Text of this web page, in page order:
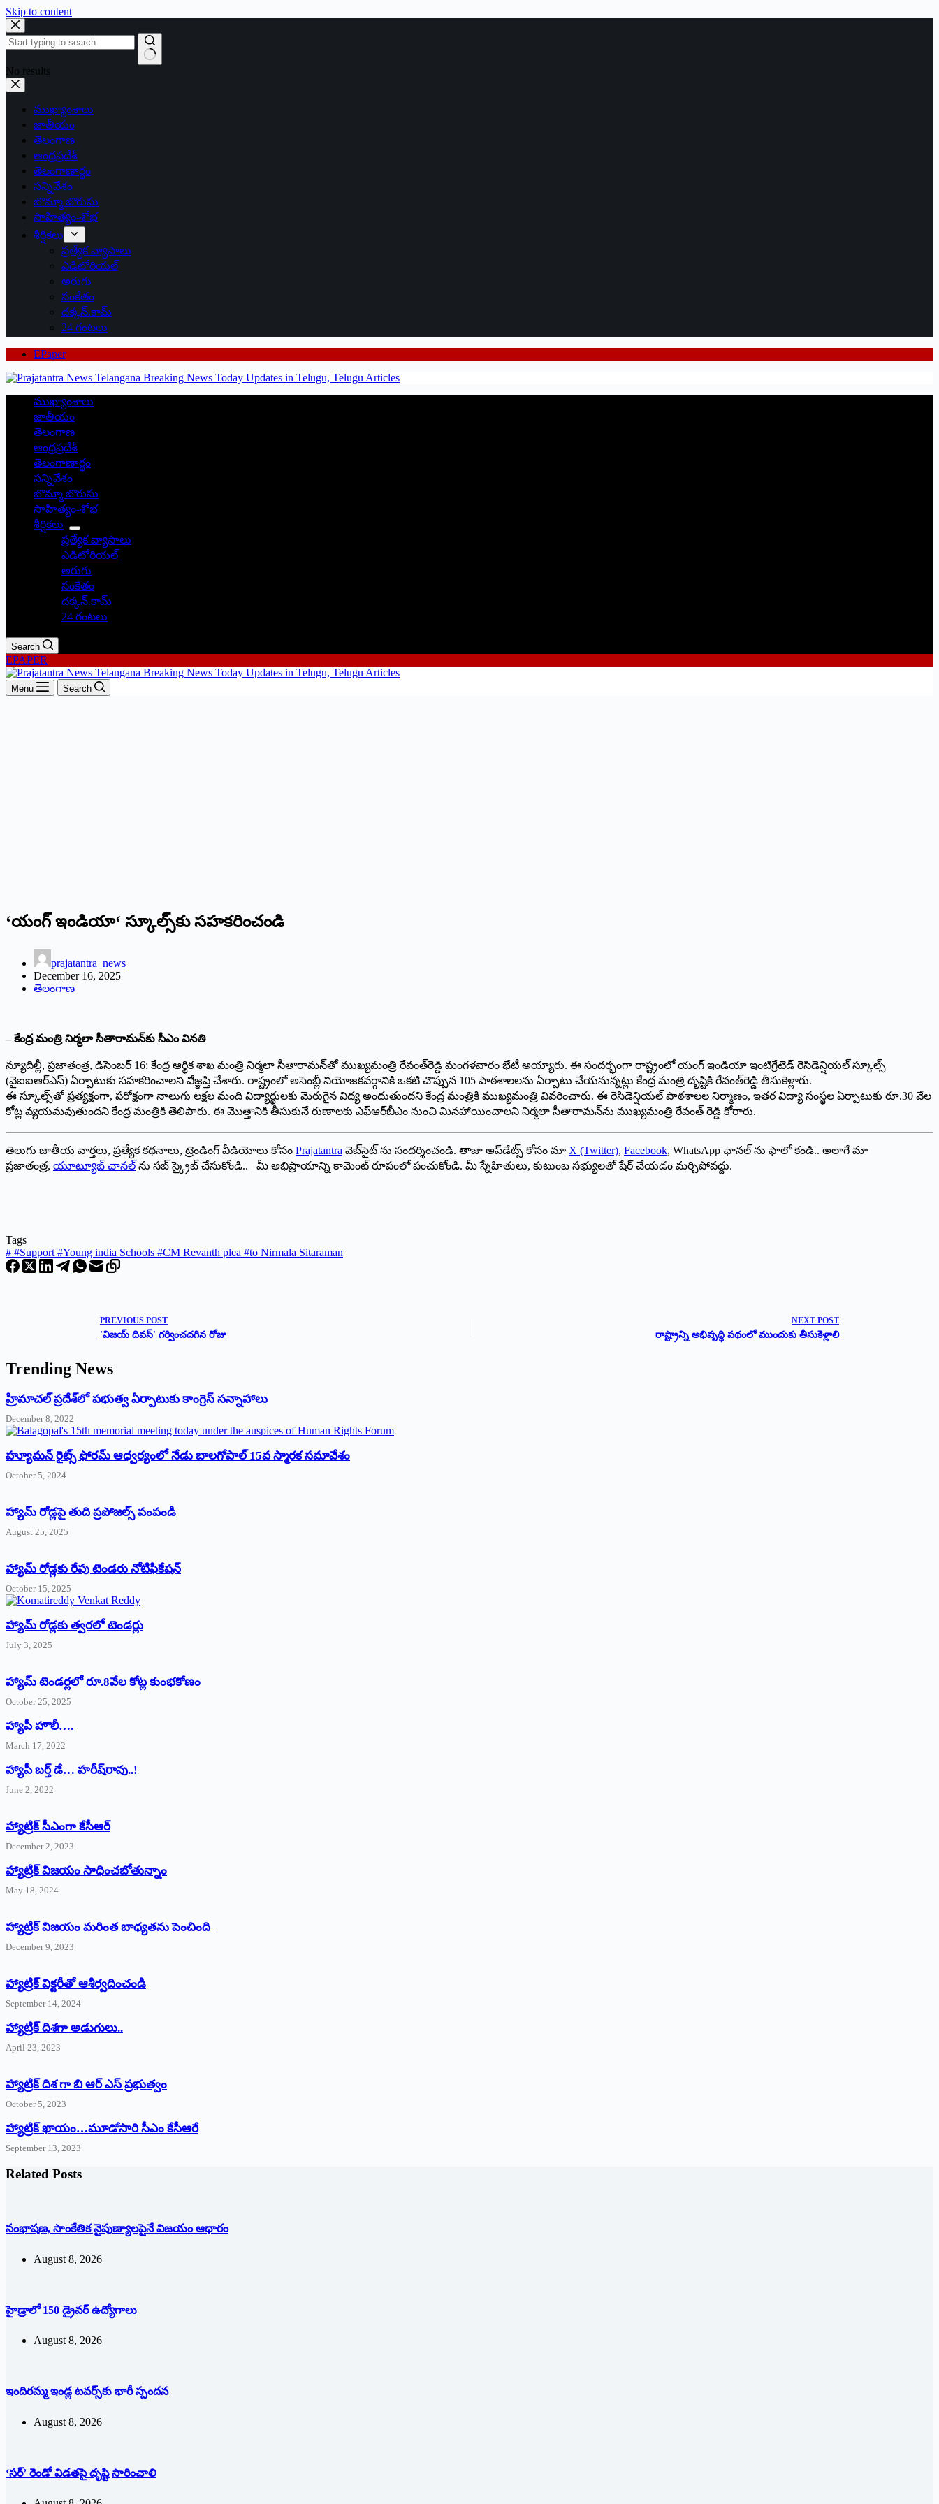
Skip to content
No results
ముఖ్యాంశాలు
జాతీయం
తెలంగాణ
ఆంధ్రప్రదేశ్
తెలంగాణార్థం
సన్నివేశం
బొమ్మా బొరుసు
సాహిత్యం-శోభ
శీర్షికలు
ప్రత్యేక వ్యాసాలు
ఎడిటోరియల్
అరుగు
సంకేతం
దక్కన్.కామ్
24 గంటలు
EPaper
ముఖ్యాంశాలు
జాతీయం
తెలంగాణ
ఆంధ్రప్రదేశ్
తెలంగాణార్థం
సన్నివేశం
బొమ్మా బొరుసు
సాహిత్యం-శోభ
శీర్షికలు
ప్రత్యేక వ్యాసాలు
ఎడిటోరియల్
అరుగు
సంకేతం
దక్కన్.కామ్
24 గంటలు
Search
EPAPER
Menu Search
‘యంగ్‌ ఇండియా‘ స్కూల్స్‌కు సహకరించండి
prajatantra_news
December 16, 2025
తెలంగాణ
– కేంద్ర మంత్రి నిర్మలా సీతారామన్‌కు సీఎం వినతి
న్యూదిల్లీ, ప్రజాతంత్ర, డిసెంబర్‌ 16: కేంద్ర ఆర్థిక శాఖ మంత్రి నిర్మలా సీతారామన్‌తో ముఖ్యమంత్రి రేవంత్‌రెడ్డి మంగళవారం భేటీ అయ్యారు. ఈ సందర్భంగా రాష్ట్రంలో యంగ్‌ ఇండియా ఇంటిగ్రేటెడ్‌ రెసిడెన్షియల్‌ స్కూల్స్‌
(వైఐఐఆర్‌ఎస్‌) ఏర్పాటుకు సహకరించాలని విేజ్ఞప్తి చేశారు. రాష్ట్రంలో అసెంబ్లీ నియోజకవర్గానికి ఒకటి చొప్పున 105 పాఠశాలలను ఏర్పాటు చేయనున్నట్లు కేంద్ర మంత్రి దృష్టికి రేవంత్‌రెడ్డి తీసుకెళ్లారు.
ఈ స్కూల్స్‌తో ప్రత్యక్షంగా, పరోక్షంగా నాలుగు లక్షల మంది విద్యార్థులకు మెరుగైన విద్య అందుతుందని కేంద్ర మంత్రికి ముఖ్యమంత్రి వివరించారు. ఈ రెసిడెన్షియ‌ల్‌ పాఠశాలల నిర్మాణం, ఇతర విద్యా సంస్థల ఏర్పాటుకు రూ.30 వేల
కోట్ల వ్యయమవుతుందని కేంద్ర మంత్రికి తెలిపారు. ఈ మొత్తానికి తీసుకునే రుణాలకు ఎఫ్‌ఆర్‌బీఎం నుంచి మినహాయించాలని నిర్మలా సీతారామన్‌ను ముఖ్యమంత్రి రేవంత్‌ రెడ్డి కోరారు.
తెలుగు జాతీయ వార్తలు, ప్రత్యేక కథనాలు, ట్రెండింగ్ వీడియోలు కోసం Prajatantra వెబ్‌సైట్ ను సందర్శించండి. తాజా అప్‌డేట్స్ కోసం మా X (Twitter), Facebook, WhatsApp ఛానల్ ను ఫాలో కండి.. అలాగే మా
ప్రజాతంత్ర, యూట్యూబ్ చానల్ ను సబ్ స్క్రైబ్ చేసుకోండి.. మీ అభిప్రాయాన్ని కామెంట్ రూపంలో పంచుకోండి. మీ స్నేహితులు, కుటుంబ సభ్యులతో షేర్ చేయడం మర్చిపోవద్దు.
Tags
# #Support #Young india Schools #CM Revanth plea #to Nirmala Sitaraman
PREVIOUS POST
'విజయ్‌ దివస్‌' గర్వించదగిన రోజు
NEXT POST
రాష్ట్రాన్ని అభివృద్ధి పథంలో ముందుకు తీసుకెళ్లాలి
Trending News
‌హ్రిమాచల్‌ ‌ప్రదేశ్‌లో పభుత్వ ఏర్పాటుకు కాంగ్రెస్‌ ‌సన్నాహాలు
December 8, 2022
హ్యూమన్‌ రైట్స్‌ ఫోరమ్‌ ఆధ్వర్యంలో నేడు బాలగోపాల్‌ 15వ స్మారక సమావేశం
October 5, 2024
హ్యామ్‌ రోడ్లపై తుది ప్రపోజల్స్‌ పంపండి
August 25, 2025
హ్యామ్‌ రోడ్లకు రేపు టెండరు నోటిఫికేషన్‌
October 15, 2025
హ్యామ్‌ రోడ్లకు త్వరలో టెండర్లు
July 3, 2025
హ్యామ్‌ ‌టెండర్లలో రూ.8వేల కోట్ల కుంభకోణం
October 25, 2025
హ్యాపీ హొలీ….
March 17, 2022
హ్యాపీ బర్త్ ‌డే… హరీష్‌రావు..!
June 2, 2022
హ్యాట్రిక్‌ ‌సీఎంగా కేసీఆర్‌
December 2, 2023
హ్యాట్రిక్‌ విజయం సాధించబోతున్నాం
May 18, 2024
హ్యాట్రిక్ విజయం మరింత బాధ్యతను పెంచింది
December 9, 2023
హ్యాట్రిక్‌ ‌విక్టరీతో ఆశీర్వదించండి
September 14, 2024
‌హ్యాట్రిక్‌ ‌దిశగా అడుగులు..
April 23, 2023
హ్యాట్రిక్ దిశ గా బి ఆర్ ఎస్ ప్రభుత్వం
October 5, 2023
హ్యాట్రిక్‌ ‌ఖాయం…మూడోసారి సీఎం కేసీఆరే
September 13, 2023
Related Posts
సంభాషణ, సాంకేతిక నైపుణ్యాలపైనే విజయం ఆధారం
August 8, 2026
హైడ్రాలో 150 డ్రైవర్‌ ఉద్యోగాలు
August 8, 2026
ఇందిరమ్మ ఇండ్ల టవర్స్‌కు భారీ స్పందన
August 8, 2026
‘సర్’ రెండో విడతపై దృష్టి సారించాలి